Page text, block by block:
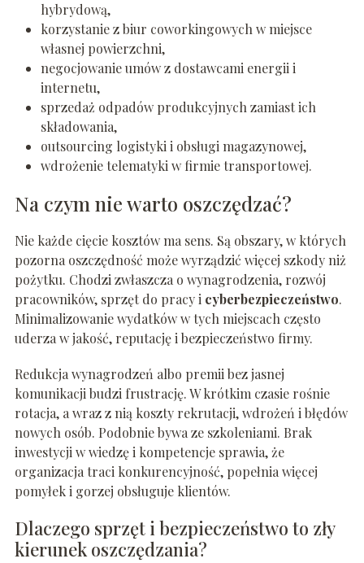
hybrydową,
korzystanie z biur coworkingowych w miejsce
własnej powierzchni,
negocjowanie umów z dostawcami energii i
internetu,
sprzedaż odpadów produkcyjnych zamiast ich
składowania,
outsourcing logistyki i obsługi magazynowej,
wdrożenie telematyki w firmie transportowej.
Na czym nie warto oszczędzać?
Nie każde cięcie kosztów ma sens. Są obszary, w których
pozorna oszczędność może wyrządzić więcej szkody niż
pożytku. Chodzi zwłaszcza o wynagrodzenia, rozwój
pracowników, sprzęt do pracy i cyberbezpieczeństwo.
Minimalizowanie wydatków w tych miejscach często
uderza w jakość, reputację i bezpieczeństwo firmy.
Redukcja wynagrodzeń albo premii bez jasnej
komunikacji budzi frustrację. W krótkim czasie rośnie
rotacja, a wraz z nią koszty rekrutacji, wdrożeń i błędów
nowych osób. Podobnie bywa ze szkoleniami. Brak
inwestycji w wiedzę i kompetencje sprawia, że
organizacja traci konkurencyjność, popełnia więcej
pomyłek i gorzej obsługuje klientów.
Dlaczego sprzęt i bezpieczeństwo to zły
kierunek oszczędzania?